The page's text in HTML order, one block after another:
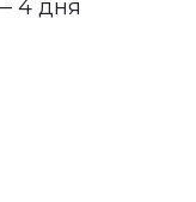
4 дня